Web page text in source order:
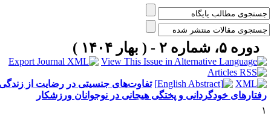
دوره ۵، شماره ۲ - ( بهار ۱۴۰۴ )
تفاوت‌های جنسیتی در رضایت از زندگی،
خودگردانی و پختگی هیجانی در نوجوانان ورزشکار